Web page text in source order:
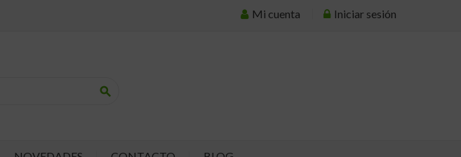
Mi cuenta Iniciar sesión
search